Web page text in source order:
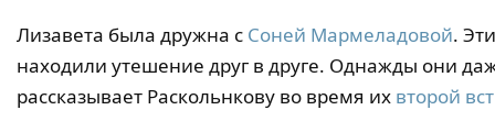
Лизавета была дружна с Соней Мармеладовой.
находили утешение друг в друге. Однажды они
рассказывает Раскольнкову во время их второй